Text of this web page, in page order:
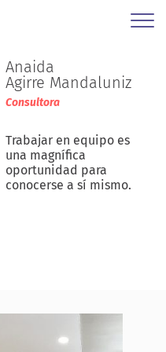
Anaida
Agirre Mandaluniz
Consultora
Trabajar en equipo es
una magnífica
oportunidad para
conocerse a sí mismo.